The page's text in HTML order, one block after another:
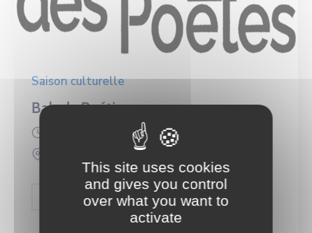
Saison culturelle
Balade Poétique
28 mars 2026 @16:00 -18:00
Plus de détails
This site uses cookies
and gives you control
over what you want to
activate